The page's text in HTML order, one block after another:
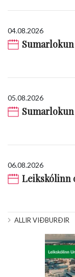
04.08.2026
Sumarlokun
05.08.2026
Sumarlokun
06.08.2026
Leikskólinn
ALLIR VIÐBURÐIR